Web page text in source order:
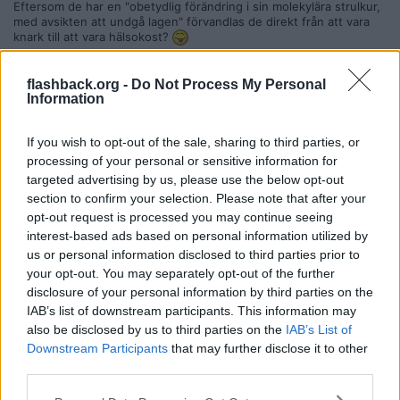
flashback.org - Do Not Process My Personal
Information
If you wish to opt-out of the sale, sharing to third parties, or
processing of your personal or sensitive information for
targeted advertising by us, please use the below opt-out
section to confirm your selection. Please note that after your
opt-out request is processed you may continue seeing
interest-based ads based on personal information utilized by
us or personal information disclosed to third parties prior to
your opt-out. You may separately opt-out of the further
disclosure of your personal information by third parties on the
IAB’s list of downstream participants. This information may
also be disclosed by us to third parties on the IAB’s List of
Downstream Participants that may further disclose it to other
Eftersom de har en "obetydlig förändring i sin molekylära strulkur,
med avsikten att undgå lagen" förvandlas de direkt från att vara
knark till att vara hälsokost?
2025-03-17, 18:36 #
Ursprungligen postat av Tickelitu
Du är nog ganska ensam om att ha den definitionen av
”knark”.
Jag har hittills inte stött på en enda s.k drogmotståndare
som anser att alkohol är knark.
Ditt cannabisknark kommer aldrig bli lagligt i Sverige, bara loosers
som vill bli dementa innan 30 som romantiserar smörjan. Det
knarket som ni röker idag är genmanipulerat för att maximera
yielden per planta.
Citera
Reg: Mar 2025